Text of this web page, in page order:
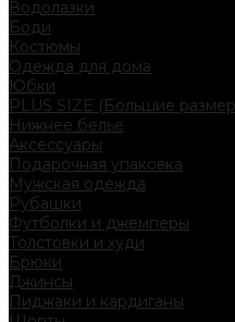
Водолазки
Боди
Костюмы
Одежда для дома
Юбки
PLUS SIZE (Большие
Нижнее белье
Аксессуары
Подарочная упаковка
Мужская одежда
Рубашки
Футболки и джемперы
Толстовки и худи
Брюки
Джинсы
Пиджаки и кардиганы